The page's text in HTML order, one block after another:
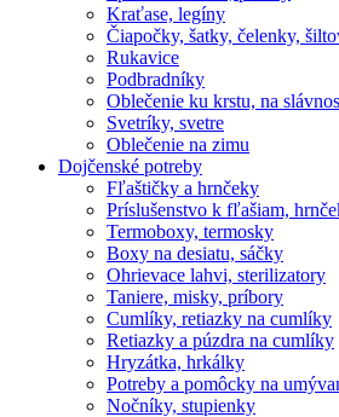
Kraťase, legíny
Čiapočky, šatky, čelenky,
Rukavice
Podbradníky
Oblečenie ku krstu, na
Svetríky, svetre
Oblečenie na zimu
Dojčenské potreby
Fľaštičky a hrnčeky
Príslušenstvo k fľašiam,
Termoboxy, termosky
Boxy na desiatu, sáčky
Ohrievace lahvi, sterilizatory
Taniere, misky, príbory
Cumlíky, retiazky na cumlíky
Retiazky a púzdra na cumlíky
Hryzátka, hrkálky
Potreby a pomôcky na
Nočníky, stupienky